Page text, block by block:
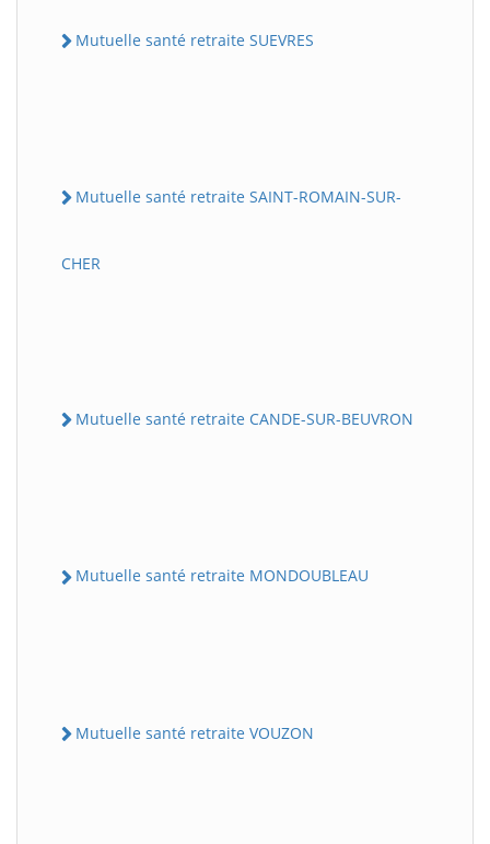
Mutuelle santé retraite SUEVRES
Mutuelle santé retraite SAINT-ROMAIN-SUR-
CHER
Mutuelle santé retraite CANDE-SUR-BEUVRON
Mutuelle santé retraite MONDOUBLEAU
Mutuelle santé retraite VOUZON